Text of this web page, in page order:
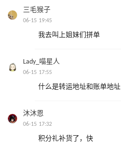
三毛猴子
06-15 19:45
我去叫上姐妹们拼单
Lady_喵星人
06-15 17:55
什么是转运地址和账单地址
沐沐恩
06-15 17:32
积分礼补货了，快